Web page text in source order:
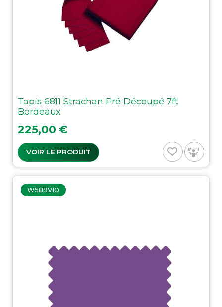
Tapis 6811 Strachan Pré Découpé 7ft
Bordeaux
Prix
225,00 €
VOIR LE PRODUIT favorite_border
W589VIO